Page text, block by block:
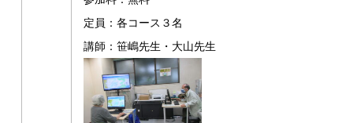
定員：各コース３名
講師：笹嶋先生・大山先生